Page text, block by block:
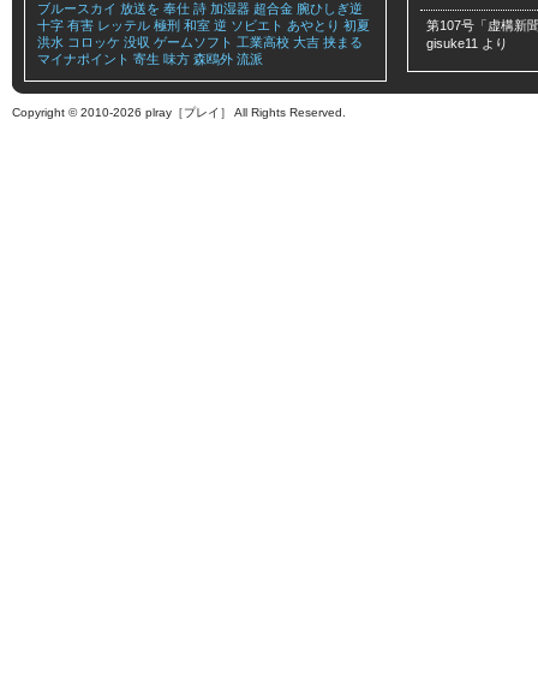
ブルースカイ 放送を 奉仕 詩 加湿器 超合金 腕ひしぎ逆
十字 有害 レッテル 極刑 和室 逆 ソビエト あやとり 初夏
洪水 コロッケ 没収 ゲームソフト 工業高校 大吉 挟まる
マイナポイント 寄生 味方 森鴎外 流派
第107号「虚構新
gisuke11 より
Copyright © 2010-2026 plray［プレイ］ All Rights Reserved.